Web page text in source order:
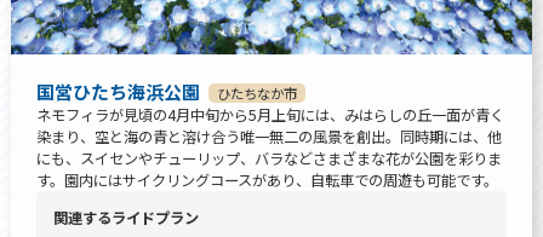
国営ひたち海浜公園 ひたちなか市
ネモフィラが見頃の4月中旬から5月上旬には、みはらしの丘一面が青く
染まり、空と海の青と溶け合う唯一無二の風景を創出。同時期には、他
にも、スイセンやチューリップ、バラなどさまざまな花が公園を彩りま
す。園内にはサイクリングコースがあり、自転車での周遊も可能です。
関連するライドプラン